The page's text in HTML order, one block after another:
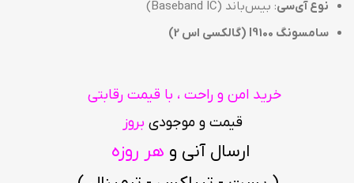
نوع آی‌سی: بیس‌باند (Baseband IC)
سامسونگ I9100 (گالکسی اس 2)
خرید امن و راحت ، با قیمت رقابتی
قیمت و موجودی بروز
ارسال آنی و هر روزه